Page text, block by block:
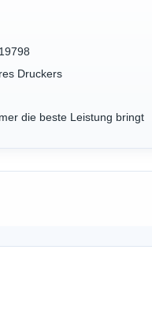
Druckers
die beste Leistung bringt